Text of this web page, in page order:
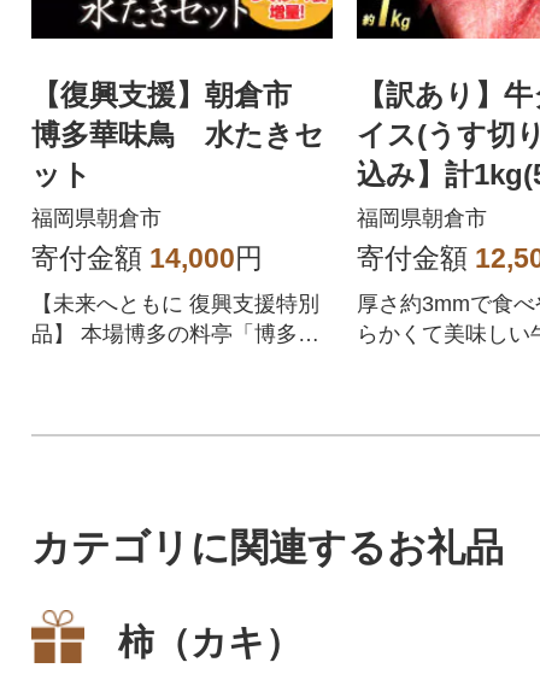
【復興支援】朝倉市
博多華味鳥 水たきセ
ット
福岡県朝倉市
寄付金額 14,000円
【未来へともに 復興支援特別
品】 本場博多の料亭「博多華
【訳あり】
イス(うす切
込み】計
パック)
福岡県朝倉市
寄付金額
厚さ約3mmで食
らかくて美味しい
カテゴリに関連するお礼品
柿（カキ）